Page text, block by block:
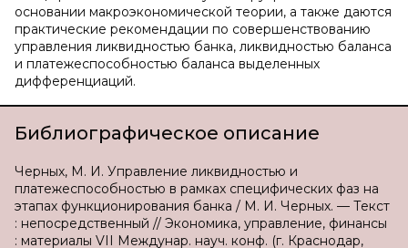
основании макроэкономической теории, а также даются
практические рекомендации по совершенствованию
управления ликвидностью банка, ликвидностью баланса
и платежеспособностью баланса выделенных
дифференциаций.
Библиографическое описание
Черных, М. И. Управление ликвидностью и
платежеспособностью в рамках специфических фаз на
этапах функционирования банка / М. И. Черных. — Текст
: непосредственный // Экономика, управление, финансы
: материалы VII Междунар. науч. конф. (г. Краснодар,